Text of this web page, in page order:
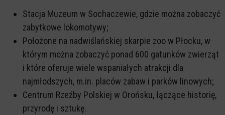
Stacja Muzeum w Sochaczewie, gdzie można zobaczyć
zabytkowe lokomotywy;
Położone na nadwiślańskiej skarpie zoo w Płocku, w
którym można zobaczyć ponad 600 gatunków zwierząt
i które oferuje wiele wspaniałych atrakcji dla
najmłodszych, m.in. placów zabaw i parków linowych;
Centrum Rzeźby Polskiej w Orońsku, łączące historię,
przyrodę i sztukę.